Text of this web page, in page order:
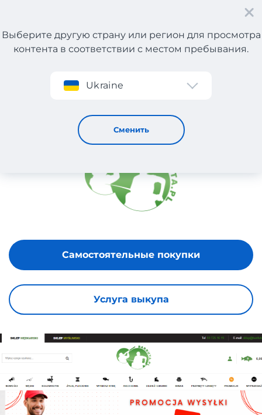
Регистрация
Выберите другую страну или регион для просмотра
контента в соответствии с местом пребывания.
Ukraine
Сменить
Barduta
Услуга выкупа
Самостоятельные покупки